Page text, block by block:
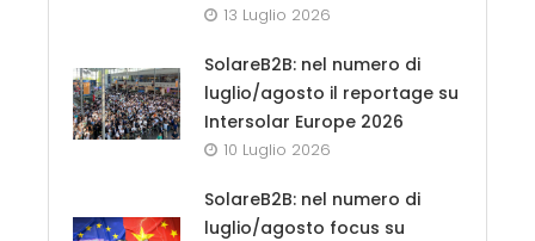
13 Luglio 2026
SolareB2B: nel numero di
luglio/agosto il reportage su
Intersolar Europe 2026
10 Luglio 2026
SolareB2B: nel numero di
luglio/agosto focus su